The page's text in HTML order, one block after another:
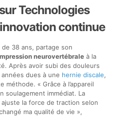
Technologies
continue
38 ans, partage son
neurovertébraleà la
Après avoir subi des douleurs
dues à une hernie discale,
« Grâce à l’appareil
soulagement immédiat. La
la force de traction selon
ma qualité de vie »,